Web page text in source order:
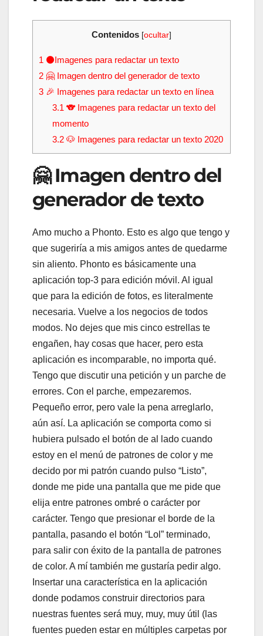
Contenidos [ocultar]
1 ⚫Imagenes para redactar un texto
2 🤗 Imagen dentro del generador de texto
3 🎉 Imagenes para redactar un texto en línea
3.1 🐨 Imagenes para redactar un texto del
momento
3.2🐶 Imagenes para redactar un texto 2020
🤗 Imagen dentro del
generador de texto
Amo mucho a Phonto. Esto es algo que tengo y
que sugeriría a mis amigos antes de quedarme
sin aliento. Phonto es básicamente una
aplicación top-3 para edición móvil. Al igual
que para la edición de fotos, es literalmente
necesaria. Vuelve a los negocios de todos
modos. No dejes que mis cinco estrellas te
engañen, hay cosas que hacer, pero esta
aplicación es incomparable, no importa qué.
Tengo que discutir una petición y un parche de
errores. Con el parche, empezaremos.
Pequeño error, pero vale la pena arreglarlo,
aún así. La aplicación se comporta como si
hubiera pulsado el botón de al lado cuando
estoy en el menú de patrones de color y me
decido por mi patrón cuando pulso “Listo”,
donde me pide una pantalla que me pide que
elija entre patrones ombré o carácter por
carácter. Tengo que presionar el borde de la
pantalla, pasando el botón “Lol” terminado,
para salir con éxito de la pantalla de patrones
de color. A mí también me gustaría pedir algo.
Insertar una característica en la aplicación
donde podamos construir directorios para
nuestras fuentes será muy, muy, muy útil (las
fuentes pueden estar en múltiples carpetas por